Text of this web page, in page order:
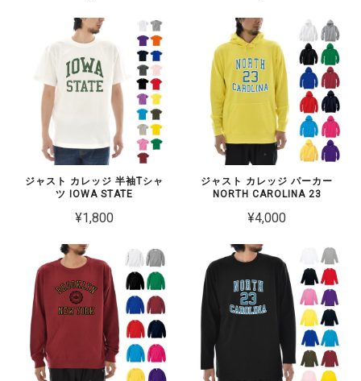
ジャスト カレッジ 半袖Tシャ
ツ IOWA STATE
¥1,800
ジャスト カレッジ パーカー
NORTH CAROLINA 23
¥4,000